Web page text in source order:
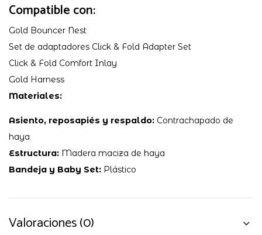
Compatible con:
Gold Bouncer Nest
Set de adaptadores Click & Fold Adapter Set
Click & Fold Comfort Inlay
Gold Harness
Materiales:
Asiento, reposapiés y respaldo: Contrachapado de
haya
Estructura: Madera maciza de haya
Bandeja y Baby Set: Plástico
Valoraciones (0)